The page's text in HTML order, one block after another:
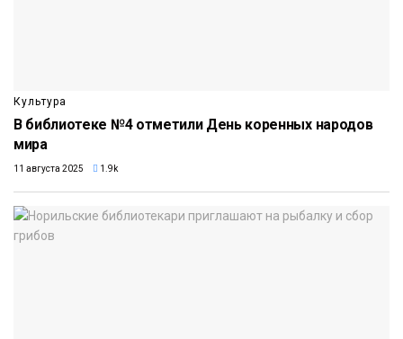
Культура
В библиотеке №4 отметили День коренных народов
мира
11 августа 2025 1.9k